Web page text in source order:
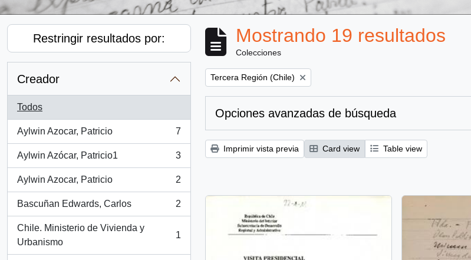
Restringir resultados por:
Creador
Todos
Aylwin Azocar, Patricio
, 7 resultados
7
Aylwin Azócar, Patricio1
, 3 resultados
3
Aylwin Azocar, Patricio
, 2 resultados
2
Bascuñan Edwards, Carlos
, 2 resultados
2
Chile. Ministerio de Vivienda y
Urbanismo
, 1 resultados
1
Mostrando 19 resultados
Colecciones
Remove filter:
Tercera Región (Chile)
Opciones avanzadas de búsqueda
Imprimir vista previa Card view Table view